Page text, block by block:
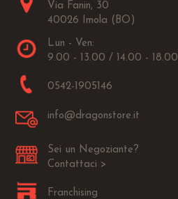
Via Fanin, 30
40026 Imola (BO)
Lun - Ven:
9.00 - 13.00 / 14.00 - 18.00
0542-1905146
info@dragonstore.it
Sei un Negoziante?
Contattaci >
Franchising